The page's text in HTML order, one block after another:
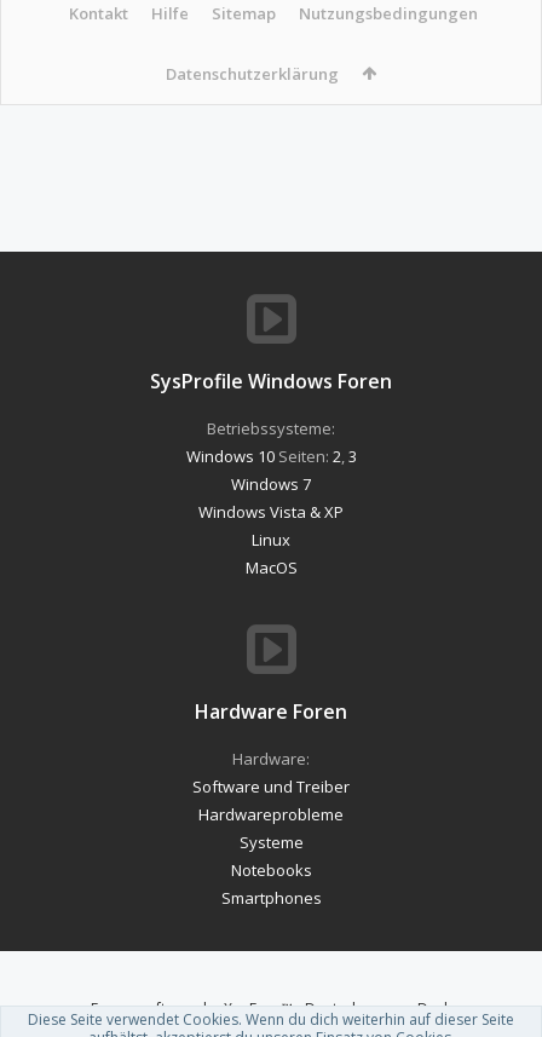
Kontakt Hilfe Sitemap Nutzungsbedingungen
Datenschutzerklärung
SysProfile Windows Foren
Betriebssysteme:
Windows 10Seiten: 2 3
Windows 7
Windows Vista & XP
Linux
MacOS
Hardware Foren
Hardware:
Software und Treiber
Hardwareprobleme
Systeme
Notebooks
Smartphones
Forum software by XenForo™-Deutsch von xenDach
Theme designed byThemeHouse .
Diese Seite verwendet Cookies. Wenn du dich weiterhin auf dieser Seite